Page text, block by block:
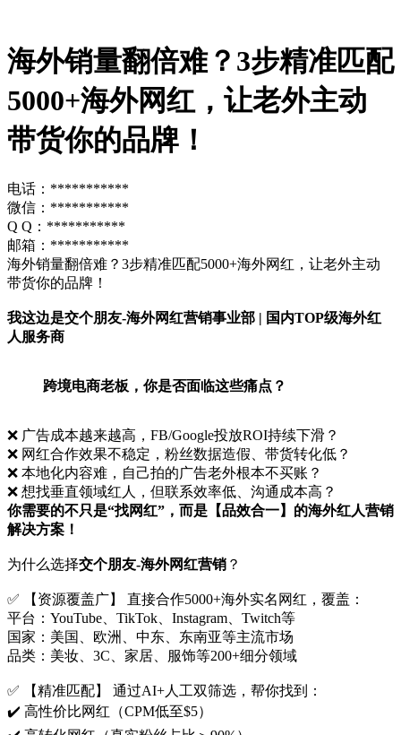
海外销量翻倍难？3步精准匹配
5000+海外网红，让老外主动
带货你的品牌！​
电话：***********
微信：***********
Q Q：***********
邮箱：***********
海外销量翻倍难？3步精准匹配5000+海外网红，让老外主动
带货你的品牌！​​
​我这边是交个朋友-海外网红营销事业部 | 国内TOP级海外红
人服务商​
​跨境电商老板，你是否面临这些痛点？​​
❌ ​广告成本越来越高，FB/Google投放ROI持续下滑？
❌ 网红合作效果不稳定，粉丝数据造假、带货转化低？
❌ ​本地化内容难，自己拍的广告老外根本不买账？
❌ 想找垂直领域红人，但联系效率低、沟通成本高？
你需要的不只是“找网红”，而是【品效合一】的海外红人营销
解决方案！​
​为什么选择交个朋友-海外网红营销 ？​​
✅ ​​【资源覆盖广】​​ 直接合作5000+海外实名网红，覆盖：
​平台​：YouTube、TikTok、Instagram、Twitch等
​国家​：美国、欧洲、中东、东南亚等主流市场
​品类​：美妆、3C、家居、服饰等200+细分领域​
✅ ​​【精准匹配】​​ 通过AI+人工双筛选，帮你找到：
✔️ ​高性价比网红（CPM低至$5）